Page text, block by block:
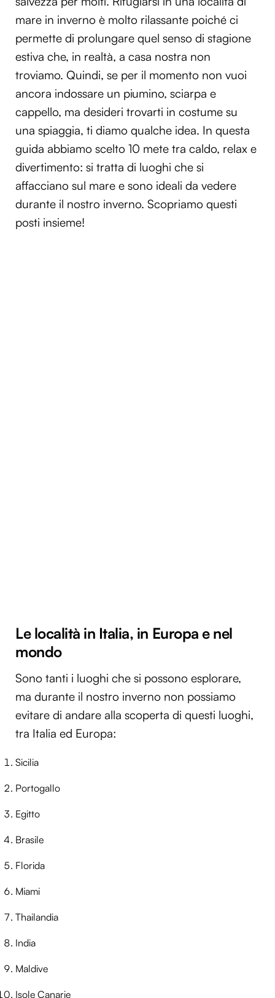
mare in inverno è molto rilassante poiché ci
permette di prolungare quel senso di stagione
estiva che, in realtà, a casa nostra non
troviamo. Quindi, se per il momento non vuoi
ancora indossare un piumino, sciarpa e
cappello, ma desideri trovarti in costume su
una spiaggia, ti diamo qualche idea. In questa
guida abbiamo scelto 10 mete tra caldo, relax e
divertimento: si tratta di luoghi che si
affacciano sul mare e sono ideali da vedere
durante il nostro inverno. Scopriamo questi
posti insieme!
Le località in Italia, in Europa e nel
mondo
Sono tanti i luoghi che si possono esplorare,
ma durante il nostro inverno non possiamo
evitare di andare alla scoperta di questi luoghi,
tra Italia ed Europa:
Sicilia
Portogallo
Egitto
Brasile
Florida
Miami
Thailandia
India
Maldive
Isole Canarie